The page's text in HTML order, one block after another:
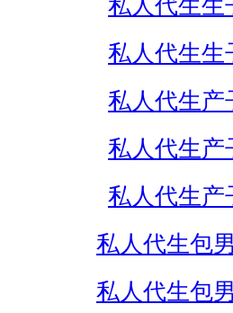
私人代生生
私人代生生
私人代生产
私人代生产
私人代生产
私人代生包
私人代生包